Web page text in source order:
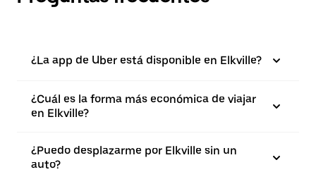
¿La app de Uber está disponible en Elkville?
¿Cuál es la forma más económica de viajar
en Elkville?
¿Puedo desplazarme por Elkville sin un
auto?